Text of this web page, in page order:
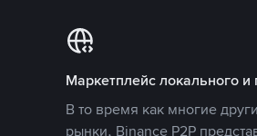
Маркетплейс локального
В то время как многие
рынки, Binance P2P